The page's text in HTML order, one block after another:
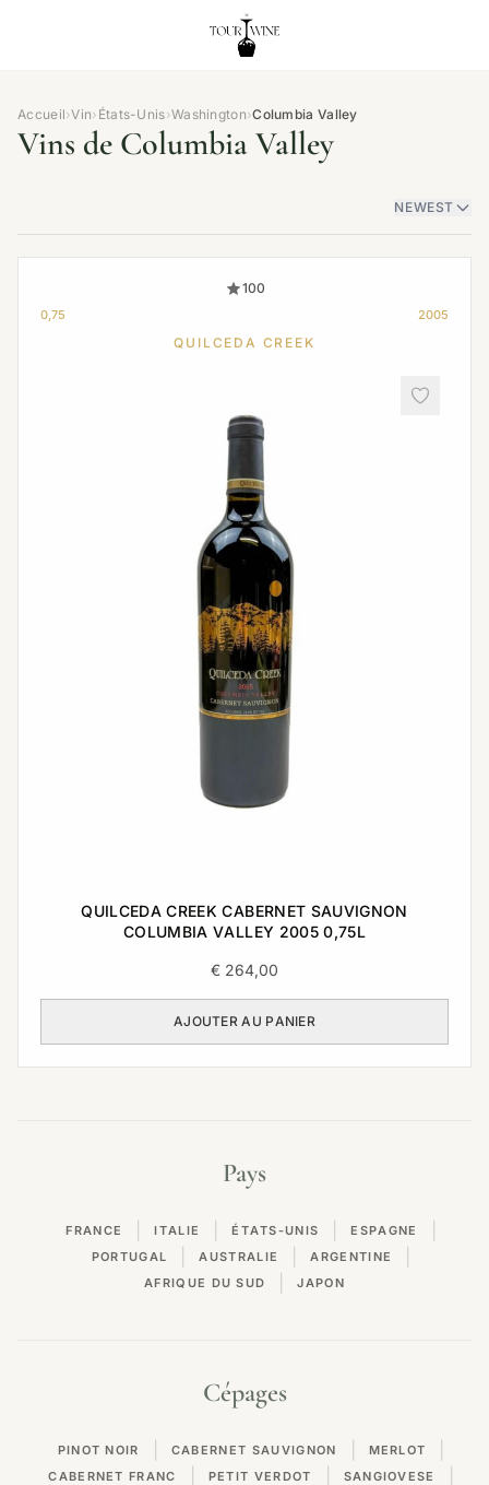
Accueil›Vin› États-Unis›Washington›Columbia Valley
Vins de Columbia Valley
NEWEST
100
0,75 2005
QUILCEDA CREEK
QUILCEDA CREEK CABERNET SAUVIGNON
COLUMBIA VALLEY 2005 0,75L
€ 264,00
AJOUTER AU PANIER
Pays
FRANCE ITALIE ÉTATS-UNIS ESPAGNE
PORTUGAL AUSTRALIE ARGENTINE
AFRIQUE DU SUD JAPON
Cépages
PINOT NOIR CABERNET SAUVIGNON MERLOT
CABERNET FRANC PETIT VERDOT SANGIOVESE